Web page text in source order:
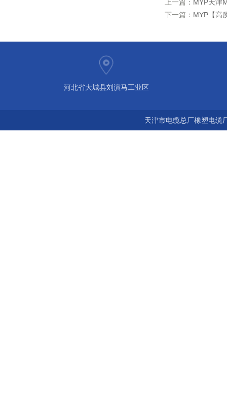
上一篇： MYP天津
下一篇： MYP【高
河北省大城县刘演马工业区
天津市电缆总厂橡塑电